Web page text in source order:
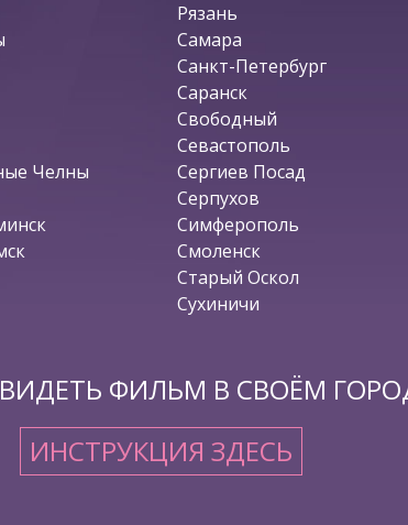
Челны
Рязань
Самара
Санкт-Петербург
Саранск
Свободный
Севастополь
Сергиев Посад
Серпухов
Симферополь
Смоленск
Старый Оскол
Сухиничи
ФИЛЬМ В СВОЁМ
ИНСТРУКЦИЯ ЗДЕСЬ